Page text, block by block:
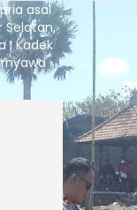
asal
Selatan,
I Kadek
di